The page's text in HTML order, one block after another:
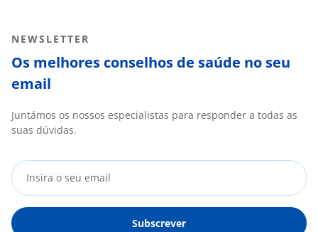
NEWSLETTER
Os melhores conselhos de saúde no seu
email
Juntámos os nossos especialistas para responder a todas as
suas dúvidas.